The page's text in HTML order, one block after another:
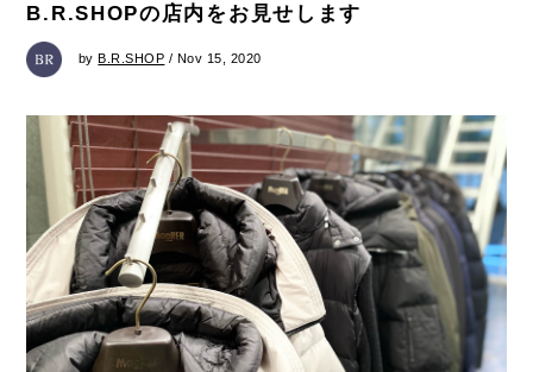
B.R.SHOPの店内をお見せします
byB.R.SHOP / Nov 15, 2020